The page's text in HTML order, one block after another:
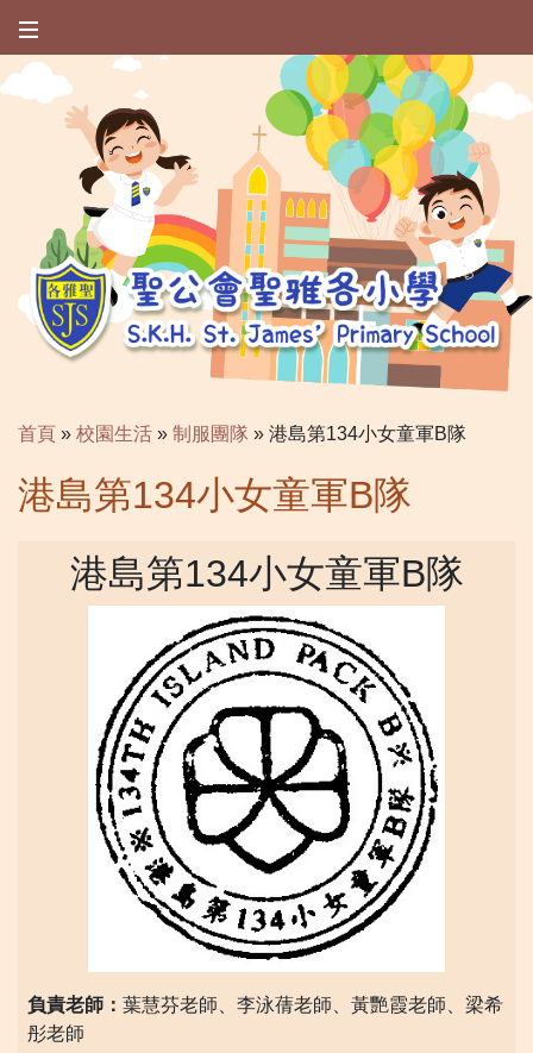
首頁 » 校園生活 » 制服團隊 » 港島第134小女童軍B隊
港島第134小女童軍B隊
港島第134小女童軍B隊
負責老師 ： 葉慧芬老師、李泳蒨老師、黃艷霞老師、梁希
彤老師